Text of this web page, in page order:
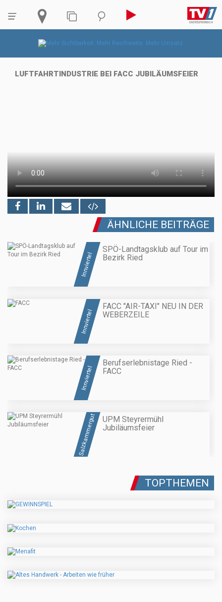
LUFTFAHRTINDUSTRIE BEI FACC JUBILÄUMSFEIER
ÄHNLICHE BEITRÄGE
Innviertel
SPÖ-Landtagsklub auf Tour im
Bezirk Ried
Innviertel
FACC "AIR-TAXI" NEU IN DER
WEBERZEILE
Innviertel
Berufserlebnistage Ried -
FACC
Salzkammergut
UPM Steyrermühl
Jubiläumsfeier
TOPTHEMEN